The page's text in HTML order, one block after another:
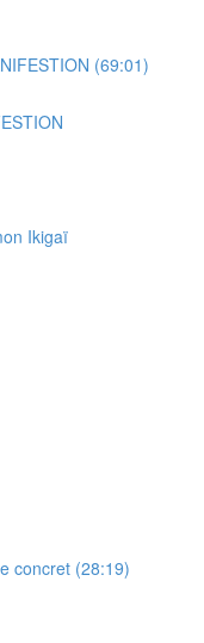
(69:01)
Ikigaï
concret (28:19)